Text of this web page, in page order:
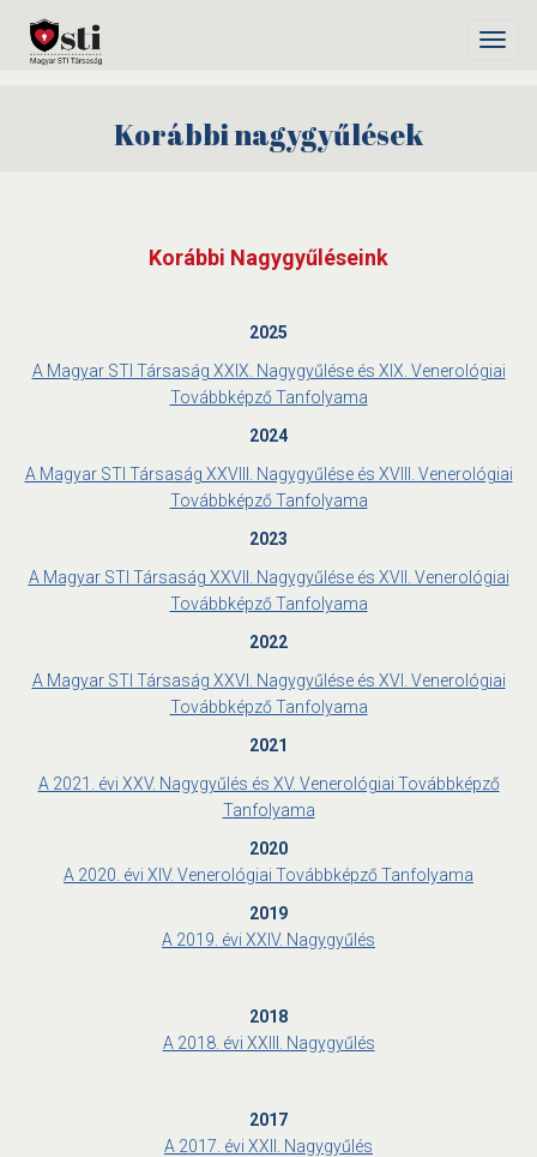
Korábbi nagygyűlések
Korábbi Nagygyűléseink
2025
A Magyar STI Társaság XXIX. Nagygyűlése és XIX. Venerológiai
Továbbképző Tanfolyama
2024
A Magyar STI Társaság XXVIII. Nagygyűlése és XVIII. Venerológiai
Továbbképző Tanfolyama
2023
A Magyar STI Társaság XXVII. Nagygyűlése és XVII. Venerológiai
Továbbképző Tanfolyama
2022
A Magyar STI Társaság XXVI. Nagygyűlése és XVI. Venerológiai
Továbbképző Tanfolyama
2021
A 2021. évi XXV. Nagygyűlés és XV. Venerológiai Továbbképző
Tanfolyama
2020
A 2020. évi XIV. Venerológiai Továbbképző Tanfolyama
2019
A 2019. évi XXIV. Nagygyűlés
2018
A 2018. évi XXIII. Nagygyűlés
2017
A 2017. évi XXII. Nagygyűlés